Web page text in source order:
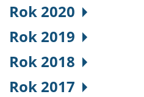
Rok 2020
Rok 2019
Rok 2018
Rok 2017